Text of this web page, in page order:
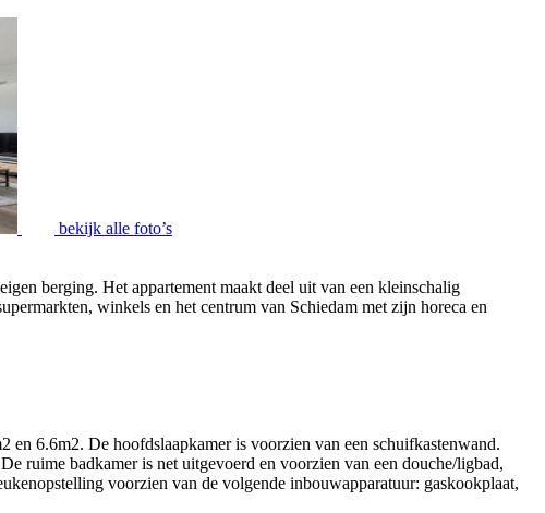
bekijk alle foto’s
berging. Het appartement maakt deel uit van een kleinschalig
winkels en het centrum van Schiedam met zijn horeca en
6.6m2. De hoofdslaapkamer is voorzien van een schuifkastenwand.
ruime badkamer is net uitgevoerd en voorzien van een douche/ligbad,
voorzien van de volgende inbouwapparatuur: gaskookplaat,